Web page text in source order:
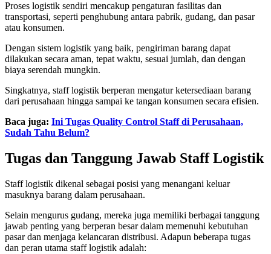
Proses logistik sendiri mencakup pengaturan fasilitas dan
transportasi, seperti penghubung antara pabrik, gudang, dan pasar
atau konsumen.
Dengan sistem logistik yang baik, pengiriman barang dapat
dilakukan secara aman, tepat waktu, sesuai jumlah, dan dengan
biaya serendah mungkin.
Singkatnya, staff logistik berperan mengatur ketersediaan barang
dari perusahaan hingga sampai ke tangan konsumen secara efisien.
Baca juga: Ini Tugas Quality Control Staff di Perusahaan,
Sudah Tahu Belum?
Tugas dan Tanggung Jawab Staff Logistik
Staff logistik dikenal sebagai posisi yang menangani keluar
masuknya barang dalam perusahaan.
Selain mengurus gudang, mereka juga memiliki berbagai tanggung
jawab penting yang berperan besar dalam memenuhi kebutuhan
pasar dan menjaga kelancaran distribusi. Adapun beberapa tugas
dan peran utama staff logistik adalah: